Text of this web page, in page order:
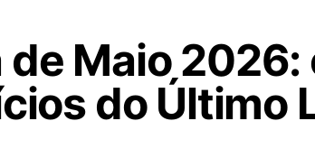
de Maio
do Último